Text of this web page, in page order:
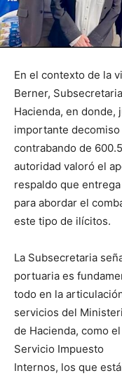
En el contexto de la
Berner,
Hacienda, en donde,
importante decomiso
contrabando de
autoridad valoró el
respaldo que
para abordar el
este tipo de ilícitos.
La Subsecretaria
portuaria es
todo en la
servicios del
de Hacienda, como
Servicio Impuesto
Internos, los que